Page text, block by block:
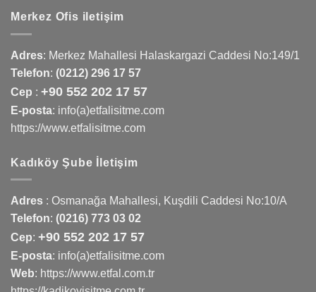
Merkez Ofis iletişim
Adres: Merkez Mahallesi Halaskargazi Caddesi No:149/1
Telefon: (0212) 296 17 57
Cep : +90 552 202 17 57
E-posta: info(a)etfalisitme.com
https://www.etfalisitme.com
Kadıköy Şube İletişim
Adres : Osmanağa Mahallesi, Kuşdili Caddesi No:10/A
Telefon: (0216) 773 03 02
Cep: +90 552 202 17 57
E-posta: info(a)etfalisitme.com
Web: https://www.etfal.com.tr